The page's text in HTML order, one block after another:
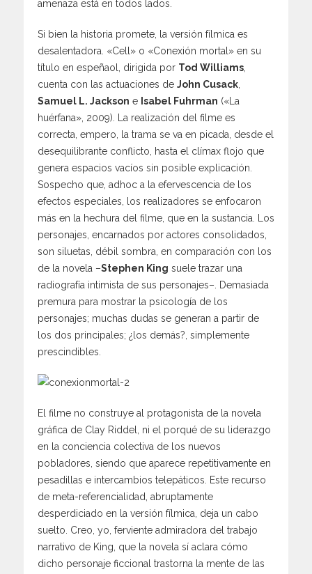
amenaza está en todos lados.
Si bien la historia promete, la versión fílmica es
desalentadora. «Cell» o «Conexión mortal» en su
título en espeñaol, dirigida por Tod Williams
cuenta con las actuaciones de John Cusack
Samuel L. Jackson e Isabel Fuhrman («La
huérfana», 2009). La realización del filme es
correcta, empero, la trama se va en picada, desde el
desequilibrante conflicto, hasta el clímax flojo que
genera espacios vacíos sin posible explicación.
Sospecho que, adhoc a la efervescencia de los
efectos especiales, los realizadores se enfocaron
más en la hechura del filme, que en la sustancia. Los
personajes, encarnados por actores consolidados,
son siluetas, débil sombra, en comparación con los
de la novela –Stephen King suele trazar una
radiografía intimista de sus personajes–. Demasiada
premura para mostrar la psicología de los
personajes; muchas dudas se generan a partir de
los dos principales; ¿los demás?, simplemente
prescindibles.
El filme no construye al protagonista de la novela
gráfica de Clay Riddel, ni el porqué de su liderazgo
en la conciencia colectiva de los nuevos
pobladores, siendo que aparece repetitivamente en
pesadillas e intercambios telepáticos. Este recurso
de meta-referencialidad, abruptamente
desperdiciado en la versión fílmica, deja un cabo
suelto. Creo, yo, ferviente admiradora del trabajo
narrativo de King, que la novela sí aclara cómo
dicho personaje ficcional trastorna la mente de las